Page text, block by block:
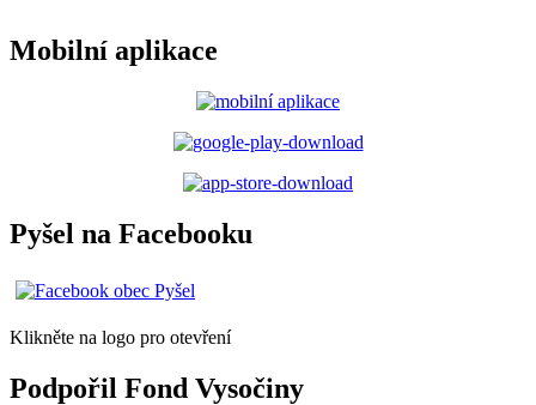
Mobilní aplikace
Pyšel na Facebooku
Klikněte na logo pro otevření
Podpořil Fond Vysočiny